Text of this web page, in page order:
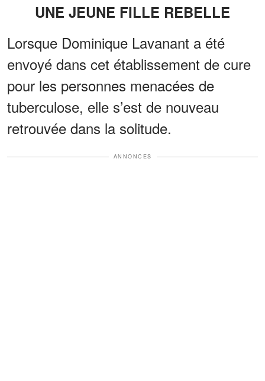
UNE JEUNE FILLE REBELLE
Lorsque Dominique Lavanant a été
envoyé dans cet établissement de cure
pour les personnes menacées de
tuberculose, elle s’est de nouveau
retrouvée dans la solitude.
ANNONCES